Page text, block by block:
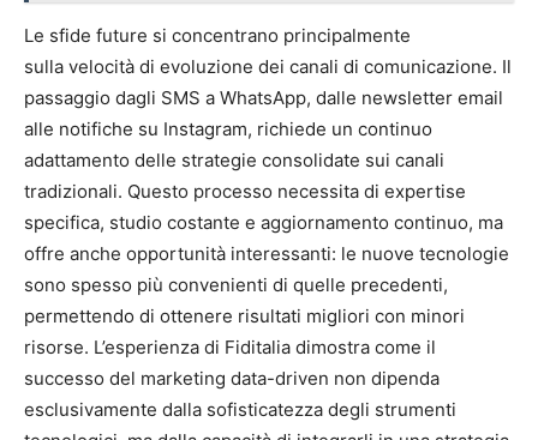
Le sfide future si concentrano principalmente
sulla velocità di evoluzione dei canali di comunicazione. Il
passaggio dagli SMS a WhatsApp, dalle newsletter email
alle notifiche su Instagram, richiede un continuo
adattamento delle strategie consolidate sui canali
tradizionali. Questo processo necessita di expertise
specifica, studio costante e aggiornamento continuo, ma
offre anche opportunità interessanti: le nuove tecnologie
sono spesso più convenienti di quelle precedenti,
permettendo di ottenere risultati migliori con minori
risorse. L’esperienza di Fiditalia dimostra come il
successo del marketing data-driven non dipenda
esclusivamente dalla sofisticatezza degli strumenti